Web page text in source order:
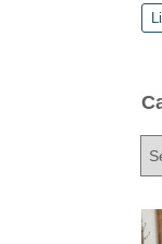
C
t
é